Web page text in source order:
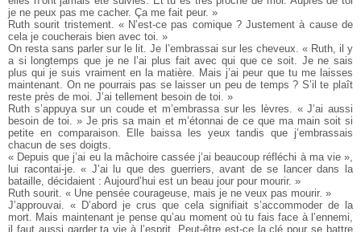
je ne peux pas me cacher. Ça me fait peur. »
Ruth sourit tristement. « N’est-ce pas comique ? Justement à cause de
cela je coucherais bien avec toi. »
On resta sans parler sur le lit. Je l’embrassai sur les cheveux. « Ruth, il y
a si longtemps que je ne l’ai plus fait avec qui que ce soit. Je ne sais
plus qui je suis vraiment en la matière. Mais j’ai peur que tu me laisses
maintenant. On ne pourrais pas se laisser un peu de temps ? S’il te plaît
reste près de moi. J’ai tellement besoin de toi. »
Ruth s’appuya sur un coude et m’embrassa sur les lèvres. « J’ai aussi
besoin de toi. » Je pris sa main et m’étonnai de ce que ma main soit si
petite en comparaison. Elle baissa les yeux tandis que j’embrassais
chacun de ses doigts.
« Depuis que j’ai eu la mâchoire cassée j’ai beaucoup réfléchi à ma vie »,
lui racontai-je. « J’ai lu que des guerriers, avant de se lancer dans la
bataille, décidaient : Aujourd’hui est un beau jour pour mourir. »
Ruth sourit. « Une pensée courageuse, mais je ne veux pas mourir. »
J’approuvai. « D’abord je crus que cela signifiait s’accommoder de la
mort. Mais maintenant je pense qu’au moment où tu fais face à l’ennemi,
il faut aussi garder ta vie à l’esprit. Peut-être est-ce la clé pour se battre